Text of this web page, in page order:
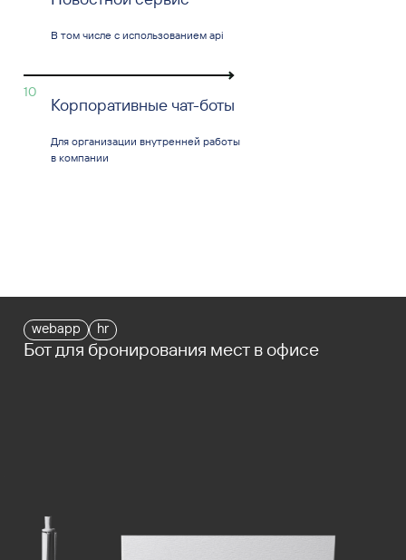
В том числе с использованием api
10
Корпоративные чат-боты
Для организации внутренней работы
в компании
webapp hr
Бот для бронирования мест в офисе